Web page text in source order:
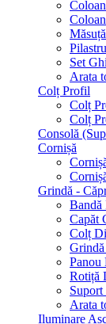
Set
Arata
Colț Profil
Colț
Colț
Consolă
Cornișă
Grindă -
Bandă
Capăt
Colț
Panou
Rotiță
Arata
Iluminare